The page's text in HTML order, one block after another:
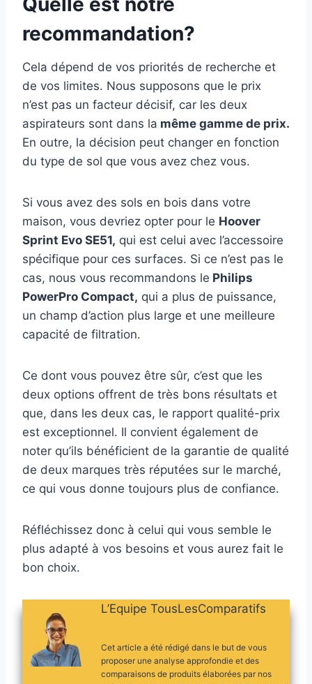
recommandation?
Cela dépend de vos priorités de recherche et
de vos limites. Nous supposons que le prix
n’est pas un facteur décisif, car les deux
aspirateurs sont dans la même gamme de prix.
En outre, la décision peut changer en fonction
du type de sol que vous avez chez vous.
Si vous avez des sols en bois dans votre
maison, vous devriez opter pour le Hoover
Sprint Evo SE51, qui est celui avec l’accessoire
spécifique pour ces surfaces. Si ce n’est pas le
cas, nous vous recommandons le Philips
PowerPro Compact, qui a plus de puissance,
un champ d’action plus large et une meilleure
capacité de filtration.
Ce dont vous pouvez être sûr, c’est que les
deux options offrent de très bons résultats et
que, dans les deux cas, le rapport qualité-prix
est exceptionnel. Il convient également de
noter qu’ils bénéficient de la garantie de qualité
de deux marques très réputées sur le marché,
ce qui vous donne toujours plus de confiance.
Réfléchissez donc à celui qui vous semble le
plus adapté à vos besoins et vous aurez fait le
bon choix.
L’Equipe TousLesComparatifs
Cet article a été rédigé dans le but de vous
proposer une analyse approfondie et des
comparaisons de produits élaborées par nos